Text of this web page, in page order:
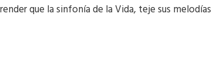
que la sinfonía de la Vida, teje sus melodías